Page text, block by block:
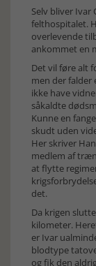
Selv bliver Ivar
felthospitalet.
overlevende
ankommet en
Det vil føre alt
men der falder
ikke have
såkaldte
Kunne en
skudt uden
Her skriver
medlem af
at flytte
det.
Da krigen
kilometer.
er Ivar
blodtype
og fik den